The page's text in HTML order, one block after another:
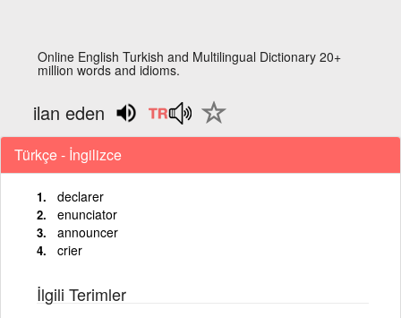
Online English Turkish and Multilingual Dictionary 20+
million words and idioms.
ilan eden
Türkçe - İngilizce
declarer
enunciator
announcer
crier
İlgili Terimler